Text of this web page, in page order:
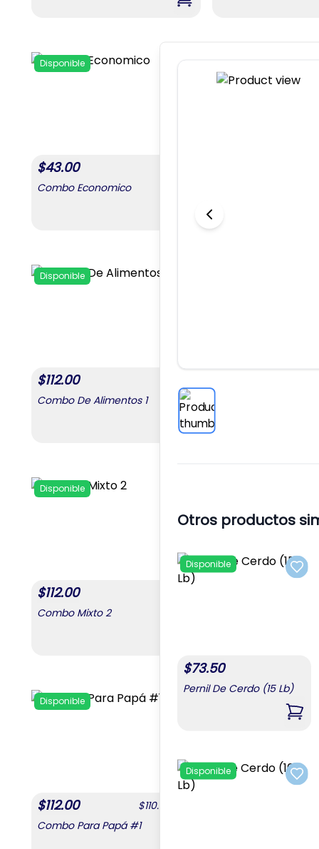
,Combo Para Mamá #4
Add to favorites
Disponible
$43.00
Combo Economico
Combo Economico
Disponible
$112.00
Combo De Alimentos 1
,Combo De Alimentos 1
Disponible
$112.00
Combo Mixto 2
Disponible
$112.00 $110.00
Combo Para Papá #1
Otros productos
Add
Disponible
$73.50
Pernil De Cerdo (15 Lb)
,
Add
Disponible